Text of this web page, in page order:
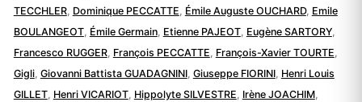
TECCHLER, Dominique PECCATTE Émile Auguste OUCHARD, Emile
BOULANGEOT, Émile Germain, Etienne PAJEOT, Eugène SARTORY,
Francesco RUGGER, François PECCATTE François-Xavier TOURTE
Gigli, Giovanni Battista GUADAGNINI, Giuseppe FIORINI, Henri Louis
GILLET, Henri VICARIOT, Hippolyte SILVESTRE Irène JOACHIM,